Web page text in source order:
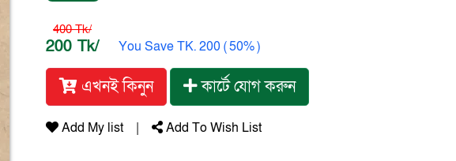
400 Tk/
200 Tk/ You Save TK. 200 ( 50% )
এখনই কিনুন কার্টে যোগ করুন
Add My list | Add To Wish List